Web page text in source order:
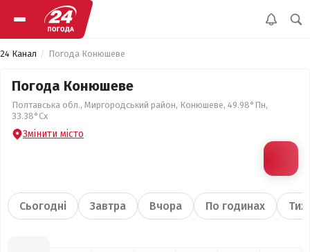
24 Канал Погода Конюшеве
Погода Конюшеве
Полтавська обл., Миргородський район, Конюшеве, 49.98°Пн,
33.38°Сх
Змінити місто
Сьогодні Завтра Вчора По годинах